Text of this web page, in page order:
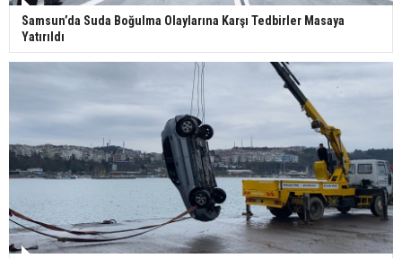
Samsun’da Suda Boğulma Olaylarına Karşı Tedbirler Masaya
Yatırıldı